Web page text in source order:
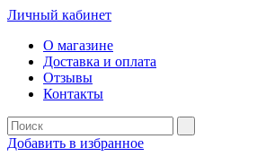
Личный кабинет
О магазине
Доставка и оплата
Отзывы
Контакты
Добавить в избранное